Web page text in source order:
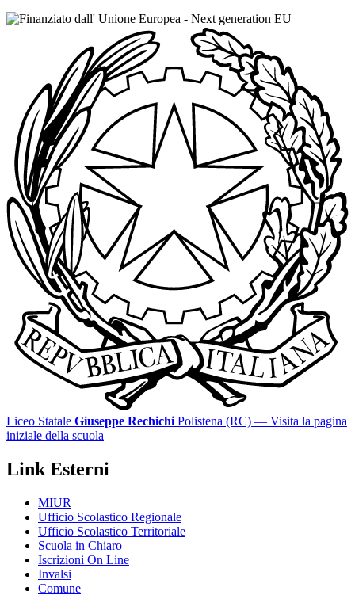
Liceo Statale Giuseppe Rechichi Polistena (RC) — Visita la pagina
iniziale della scuola
Link Esterni
MIUR
Ufficio Scolastico Regionale
Ufficio Scolastico Territoriale
Scuola in Chiaro
Iscrizioni On Line
Invalsi
Comune